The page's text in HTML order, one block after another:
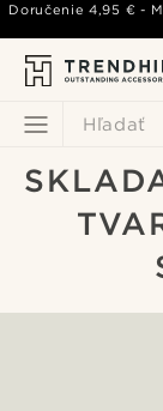
Hľadať
Doručenie4,95 € -